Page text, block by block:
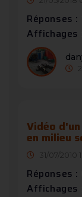
Réponses :
Affichages
Vidéo
en milieu
31/07/2010
Réponses :
Affichages